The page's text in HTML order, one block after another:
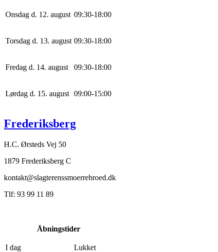
Onsdag d. 12. august 09:30-18:00
Torsdag d. 13. august 09:30-18:00
Fredag d. 14. august 09:30-18:00
Lørdag d. 15. august 09:00-15:00
Frederiksberg
H.C. Ørsteds Vej 50
1879 Frederiksberg C
kontakt@slagterenssmoerrebroed.dk
Tlf: 93 99 11 89
Åbningstider
I dag Lukket